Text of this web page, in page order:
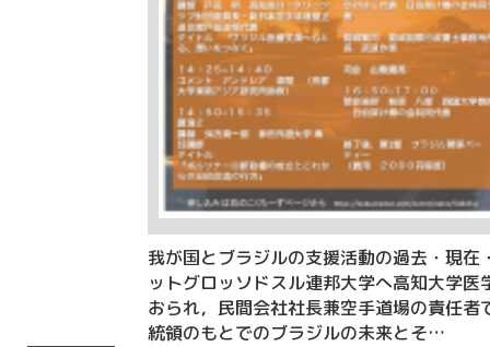
我が国とブラジルの支援活動の過去・現
ットグロッソドスル連邦大学へ高知大学
おられ，民間会社社長兼空手道場の責任
統領のもとでのブラジルの未来とそ…